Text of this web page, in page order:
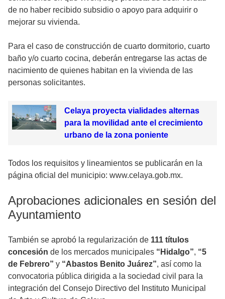
de no haber recibido subsidio o apoyo para adquirir o
mejorar su vivienda.
Para el caso de construcción de cuarto dormitorio, cuarto
baño y/o cuarto cocina, deberán entregarse las actas de
nacimiento de quienes habitan en la vivienda de las
personas solicitantes.
Celaya proyecta vialidades alternas
para la movilidad ante el crecimiento
urbano de la zona poniente
Todos los requisitos y lineamientos se publicarán en la
página oficial del municipio: www.celaya.gob.mx.
Aprobaciones adicionales en sesión del
Ayuntamiento
También se aprobó la regularización de 111 títulos
concesión de los mercados municipales “Hidalgo”, “5
de Febrero” y “Abastos Benito Juárez”, así como la
convocatoria pública dirigida a la sociedad civil para la
integración del Consejo Directivo del Instituto Municipal